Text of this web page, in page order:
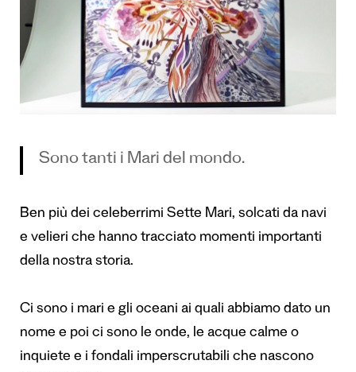
Sono tanti i Mari del mondo.
Ben più dei celeberrimi Sette Mari, solcati da navi
e velieri che hanno tracciato momenti importanti
della nostra storia.
Ci sono i mari e gli oceani ai quali abbiamo dato un
nome e poi ci sono le onde, le acque calme o
inquiete e i fondali imperscrutabili che nascono